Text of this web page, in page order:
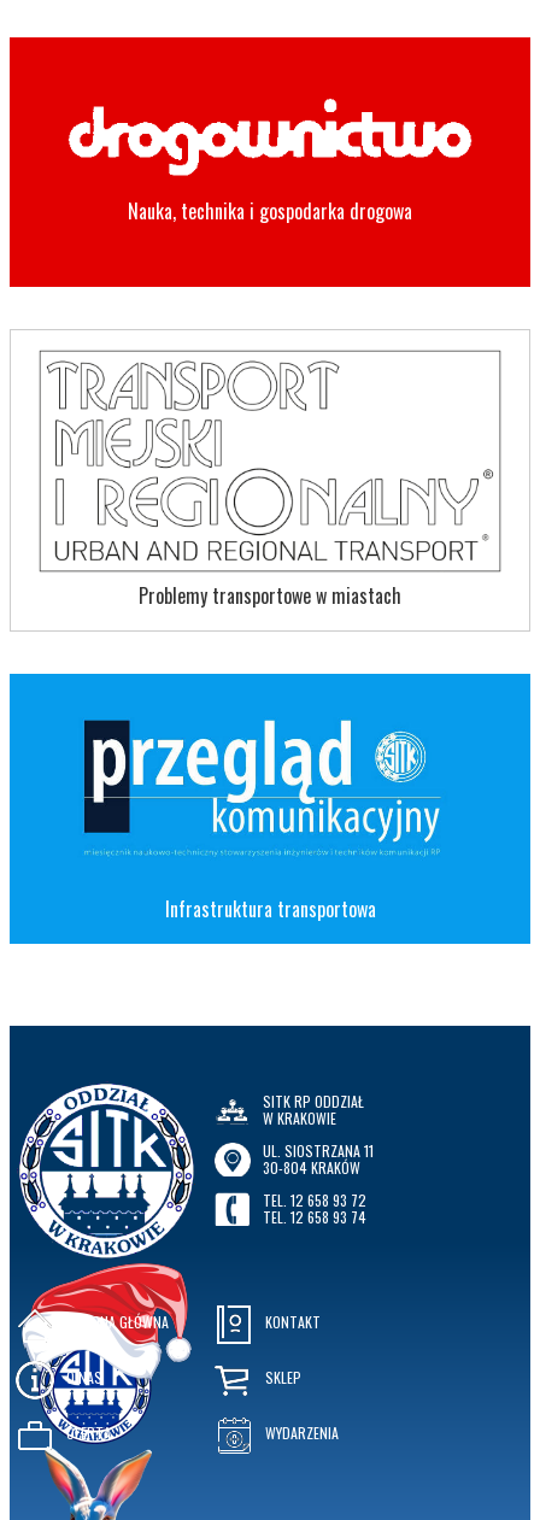
Nauka, technika i gospodarka drogowa
Problemy transportowe w miastach
Infrastruktura transportowa
SITK RP ODDZIAŁ
W KRAKOWIE
UL. SIOSTRZANA 11
30-804 KRAKÓW
TEL. 12 658 93 72
TEL. 12 658 93 74
STRONA GŁÓWNA
O NAS
OFERTA
KONTAKT
SKLEP
WYDARZENIA